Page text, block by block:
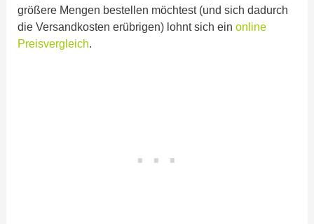
größere Mengen bestellen möchtest (und sich dadurch
die Versandkosten erübrigen) lohnt sich einonline
Preisvergleich